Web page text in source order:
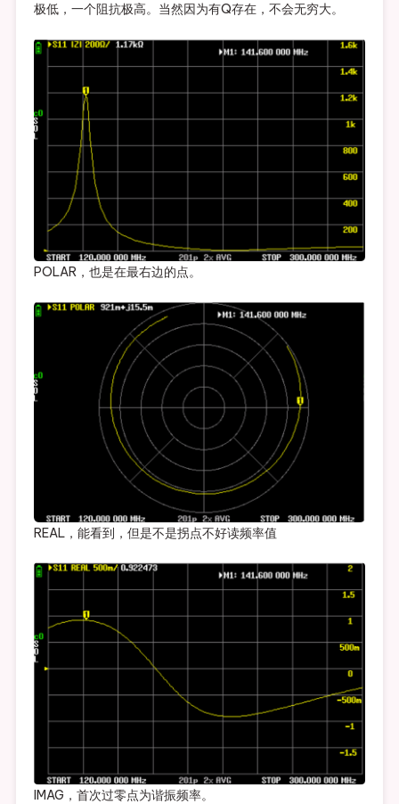
极低，一个阻抗极高。当然因为有Q存在，不会无穷大。
POLAR，也是在最右边的点。
REAL，能看到，但是不是拐点不好读频率值
IMAG，首次过零点为谐振频率。